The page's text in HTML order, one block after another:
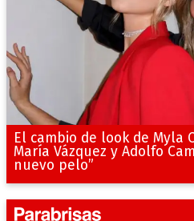
El cambio de look de Myla
María Vázquez y Adolfo
nuevo pelo”